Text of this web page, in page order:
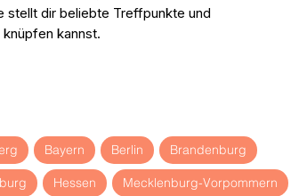
stellt dir beliebte Treffpunkte und
kannst.
Bayern Berlin Brandenburg
Hessen Mecklenburg-Vorpommern